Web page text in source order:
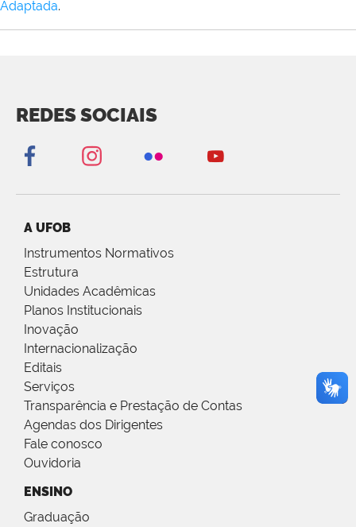
Adaptada.
REDES SOCIAIS
A UFOB
Instrumentos Normativos
Estrutura
Unidades Acadêmicas
Planos Institucionais
Inovação
Internacionalização
Editais
Serviços
Transparência e Prestação de Contas
Agendas dos Dirigentes
Fale conosco
Ouvidoria
ENSINO
Graduação